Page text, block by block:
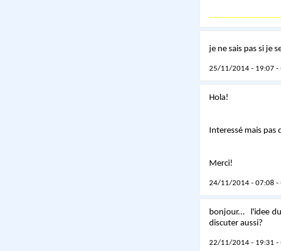
je ne sais pas si je
25/11/2014 - 19:07 -
Hola!
Interessé mais pas
Merci!
24/11/2014 - 07:08 -
bonjour... l'idee
discuter aussi?
22/11/2014 - 19:31 -